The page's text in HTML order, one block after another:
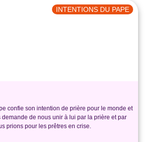
INTENTIONS DU PAPE
confie son intention de prière pour le monde et
demande de nous unir à lui par la prière et par
prions pour les prêtres en crise.